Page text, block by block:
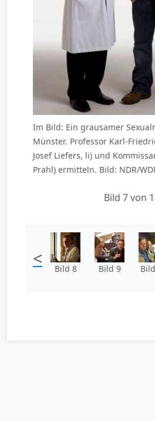
Im Bild: Ein grausamer
Münster. Professor Karl-
Josef Liefers, li) und
Prahl) ermitteln. Bild: NDR/
Bild 7 von
< Bild 8 Bild 9